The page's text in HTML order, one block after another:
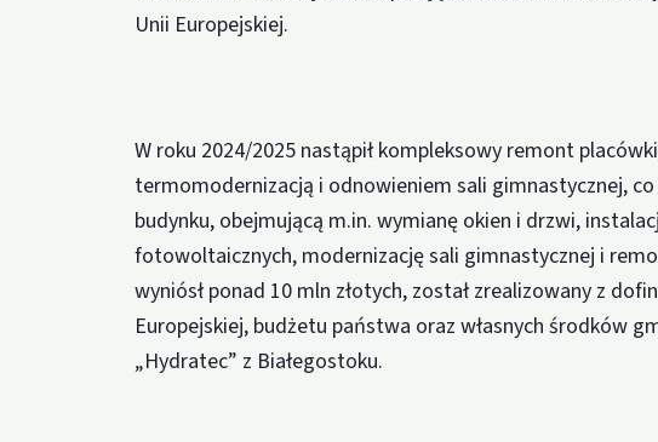
Unii Europejskiej.
W roku 2024/2025 nastąpił kompleksowy remont
termomodernizacją i odnowieniem sali gimnastycznej, co
budynku, obejmującą m.in. wymianę okien i drzwi,
fotowoltaicznych, modernizację sali gimnastycznej i
wyniósł ponad 10 mln złotych, został zrealizowany z
Europejskiej, budżetu państwa oraz własnych środków
„Hydratec” z Białegostoku.